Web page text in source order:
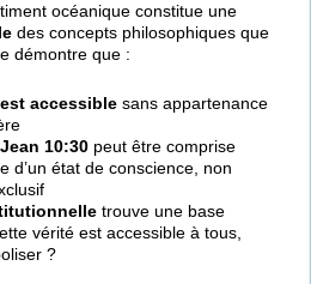
océanique constitue une
des concepts philosophiques que
démontre que :
accessiblesans appartenance
10:30peut être comprise
d’un état de conscience, non
trouve une base
vérité est accessible à tous,
?